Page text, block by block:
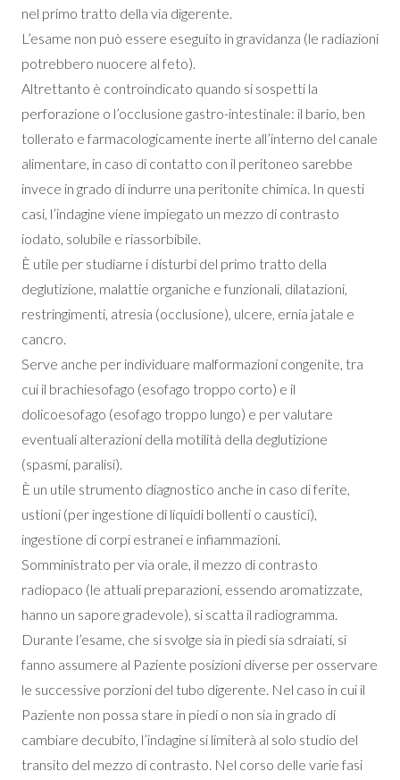
nel primo tratto della via digerente.
L’esame non può essere eseguito in gravidanza (le radiazioni
potrebbero nuocere al feto).
Altrettanto è controindicato quando si sospetti la
perforazione o l’occlusione gastro-intestinale: il bario, ben
tollerato e farmacologicamente inerte all’interno del canale
alimentare, in caso di contatto con il peritoneo sarebbe
invece in grado di indurre una peritonite chimica. In questi
casi, l’indagine viene impiegato un mezzo di contrasto
iodato, solubile e riassorbibile.
È utile per studiarne i disturbi del primo tratto della
deglutizione, malattie organiche e funzionali, dilatazioni,
restringimenti, atresia (occlusione), ulcere, ernia jatale e
cancro.
Serve anche per individuare malformazioni congenite, tra
cui il brachiesofago (esofago troppo corto) e il
dolicoesofago (esofago troppo lungo) e per valutare
eventuali alterazioni della motilità della deglutizione
(spasmi, paralisi).
È un utile strumento diagnostico anche in caso di ferite,
ustioni (per ingestione di liquidi bollenti o caustici),
ingestione di corpi estranei e infiammazioni.
Somministrato per via orale, il mezzo di contrasto
radiopaco (le attuali preparazioni, essendo aromatizzate,
hanno un sapore gradevole), si scatta il radiogramma.
Durante l’esame, che si svolge sia in piedi sia sdraiati, si
fanno assumere al Paziente posizioni diverse per osservare
le successive porzioni del tubo digerente. Nel caso in cui il
Paziente non possa stare in piedi o non sia in grado di
cambiare decubito, l’indagine si limiterà al solo studio del
transito del mezzo di contrasto. Nel corso delle varie fasi